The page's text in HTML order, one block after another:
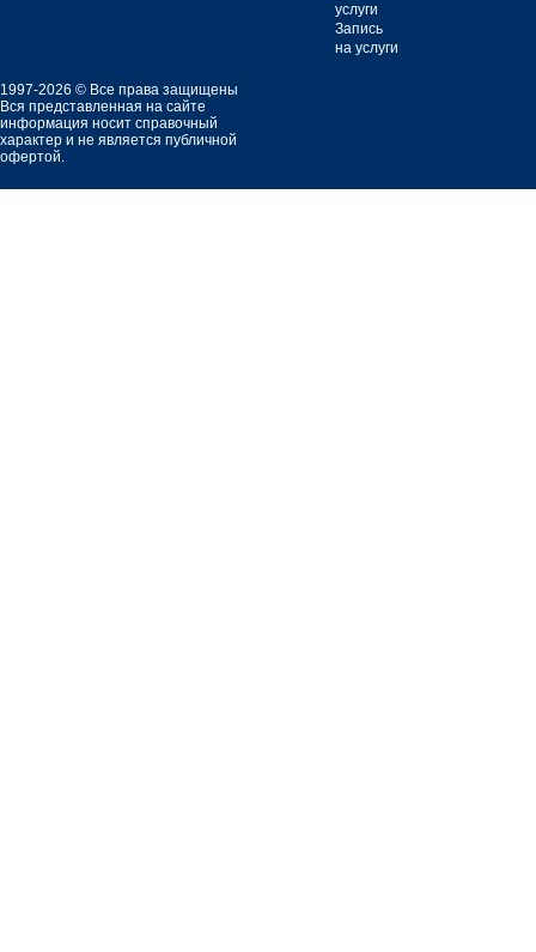
услуги
Запись
на услуги
1997-2026 © Все права защищены
Вся представленная на сайте
информация носит справочный
характер и не является публичной
офертой.